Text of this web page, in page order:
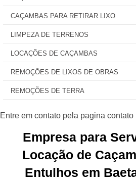
CAÇAMBAS PARA RETIRAR LIXO
LIMPEZA DE TERRENOS
LOCAÇÕES DE CAÇAMBAS
REMOÇÕES DE LIXOS DE OBRAS
REMOÇÕES DE TERRA
Empresa para
Locação de
Entulhos em